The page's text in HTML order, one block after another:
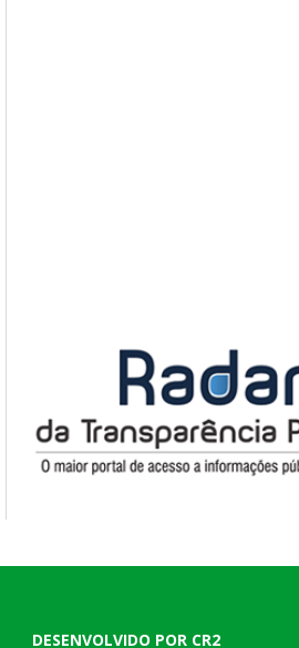
DESENVOLVIDO POR CR2